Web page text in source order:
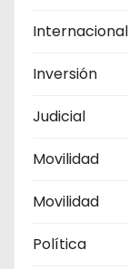
Internacional
Inversión
Judicial
Movilidad
Movilidad
Política